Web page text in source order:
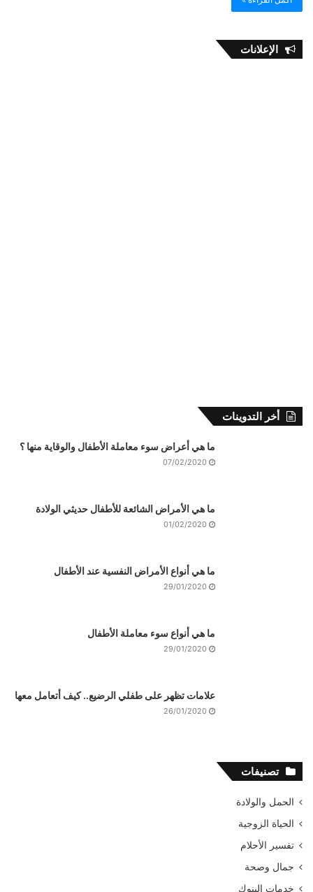
الإعلانات
أخر التدوينات
ما هي أعراض سوء معاملة الأطفال والوقاية منها ؟
07/02/2020
ما هي الأمراض الشائعة للأطفال حديثي الولادة
01/02/2020
ما هي أنواع الأمراض النفسية عند الأطفال
29/01/2020
ما هي أنواع سوء معاملة الأطفال
29/01/2020
علامات تظهر على طفلي الرضيع.. كيف أتعامل معها
26/01/2020
تصنيفات
الحمل والولادة
الحياة الزوجية
تفسير الأحلام
جمال وصحة
خدمات البنوك